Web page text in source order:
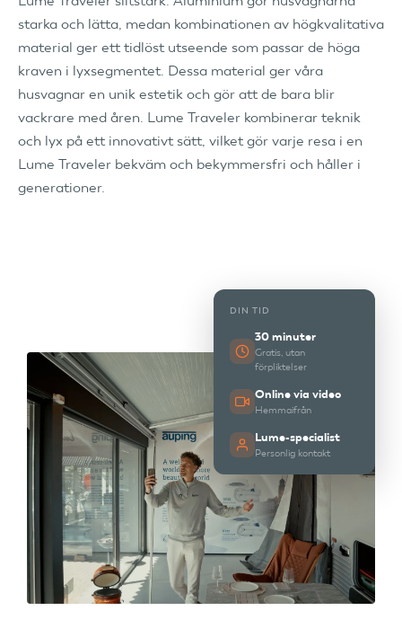
starka och lätta, medan kombinationen av högkvalitativa
material ger ett tidlöst utseende som passar de höga
kraven i lyxsegmentet. Dessa material ger våra
husvagnar en unik estetik och gör att de bara blir
vackrare med åren. Lume Traveler kombinerar teknik
och lyx på ett innovativt sätt, vilket gör varje resa i en
Lume Traveler bekväm och bekymmersfri och håller i
generationer.
DIN TID
30 minuter
Gratis, utan
förpliktelser
Online via video
Hemmaifrån
Lume-specialist
Personlig kontakt